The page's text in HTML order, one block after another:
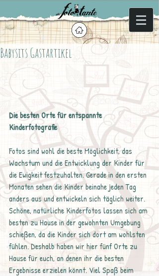
Babysits Gastartikel
Die besten Orte für entspannte
Kinderfotografie
Fotos sind wohl die beste Möglichkeit, das
Wachstum und die Entwicklung der Kinder für
die Ewigkeit festzuhalten. Gerade in den ersten
Monaten sehen die Kinder beinahe jeden Tag
anders aus und entwickeln sich täglich weiter.
Schöne, natürliche Kinderfotos lassen sich am
besten zu Hause in der gewohnten Umgebung
schießen, da die Kinder sich dort am wohlsten
fühlen. Deshalb haben wir hier fünf Orte zu
Hause für euch, an denen ihr die besten
Ergebnisse erzielen könnt. Viel Spaß beim